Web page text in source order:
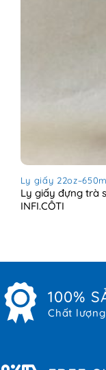
Ly giấy
Ly giấy đựng trà
INFI.CÔTI
100%
Chất